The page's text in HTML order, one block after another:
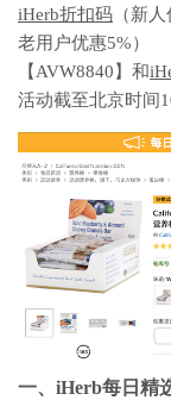
iHerb折扣码 （新
老用户优惠5%）
【AVW8840】和
活动截至北京时间
一、iHerb每日精